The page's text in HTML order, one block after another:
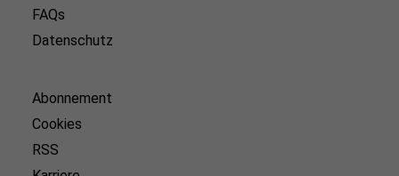
FAQs
Datenschutz
Abonnement
Cookies
RSS